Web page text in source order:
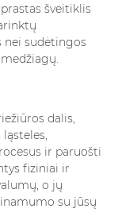
šveitiklis
nei sudėtingos
dalis,
ir paruošti
fiziniai ir
o jų
su jūsų